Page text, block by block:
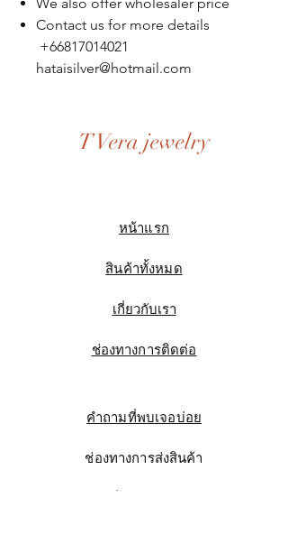
Contact us for more details
+66817014021
hataisilver@hotmail.com
T Vera jewelry
หน้าแรก
สินค้าทั้งหมด
เกี่ยวกับเรา
ช่องทางการติดต่อ
คำถามที่พบเจอบ่อย
ช่องทางการส่งสินค้า